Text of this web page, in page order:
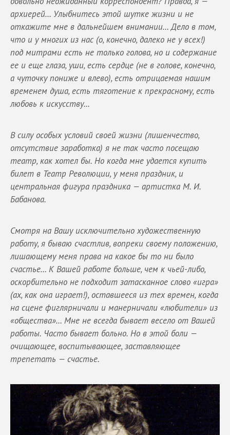
архиерей… Улыбнитесь этой шутке жизни и не
откажите мне в дальнейшем внимании… Дело в том,
что и у многих из нас (о, конечно, далеко не у всех!)
под митрами есть не только голова, но и содержание
ее и еще глаза, уши, есть сердце (не в голове, конечно,
а чуточку пониже и влево), есть отрицаемая нашим
временем душа, есть тяготение к прекрасному, есть
любовь к искусству...
В силу особых условий своей жизни (лишенчество,
отсутствие заработка) я не так часто посещаю
театр, как хотел бы. Но когда мне удается купить
билет в Театр Революции, у меня праздник, и
центральная фигура праздника — артистка М. И.
Бабанова.
Смотря на Вашу исключительно художественную
работу, я бываю счастлив, вопреки своему положению,
лишающему меня права на какое бы то ни было
счастье… К Вашей работе больше, чем к чьей-либо,
оскорбительно не подходит затасканное слово «игра»
(ах, как она играет!), оставшееся из тех времен, когда
на сцене фиглярничали и манерничали «любители» из
«общества»… Мне не всегда бывает весело от Вашей
работы. Часто бывает больно. Но в этой боли —
очищающее, воспитывающее, заставляющее
трепетать — счастье.